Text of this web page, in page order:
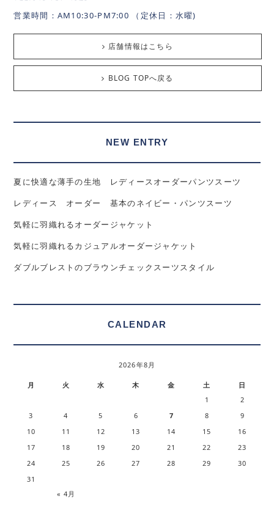
営業時間：AM10:30-PM7:00 （定休日：水曜)
店舗情報はこちら
BLOG TOPへ戻る
NEW ENTRY
夏に快適な薄手の生地 レディースオーダーパンツスーツ
レディース オーダー 基本のネイビー・パンツスーツ
気軽に羽織れるオーダージャケット
気軽に羽織れるカジュアルオーダージャケット
ダブルブレストのブラウンチェックスーツスタイル
CALENDAR
2026年8月
月 火 水 木 金 土 日
« 4月
1
2
3
4 5 6 7 8
9
10
11 12 13 14 15
16
17
18 19 20 21 22
23
24
25 26 27 28 29
30
31